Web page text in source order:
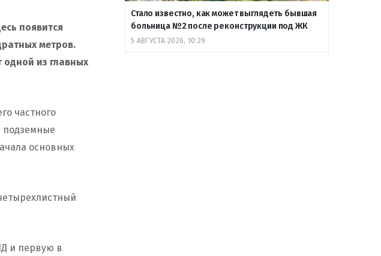
появится
метров.
одной из главных
частного
подземные
основных
и первую в
Стало известно, как может выглядеть бывшая
больница №2 после реконструкции под ЖК
5 АВГУСТА 2026, 10:29